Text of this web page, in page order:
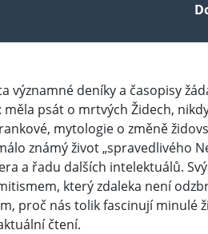
deníky a časopisy
psát o mrtvých Židech,
mytologie o změně
známý život „spravedlivého
a řadu dalších intelektuálů.
který zdaleka není
proč nás tolik fascinují minulé
čtení.